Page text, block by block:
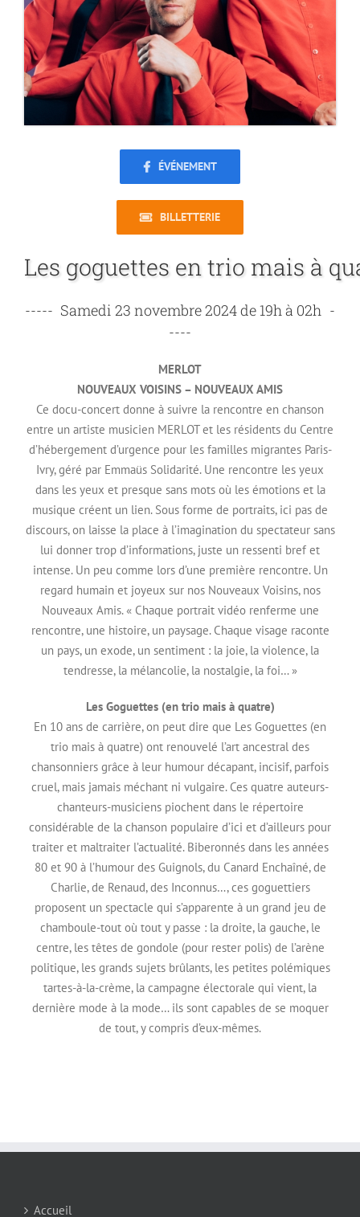
ÉVÉNEMENT
BILLETTERIE
-----
-
----
MERLOT
NOUVEAUX VOISINS – NOUVEAUX AMIS
Ce docu-concert donne à suivre la rencontre en chanson
entre un artiste musicien MERLOT et les résidents du Centre
d’hébergement d’urgence pour les familles migrantes Paris-
Ivry, géré par Emmaüs Solidarité. Une rencontre les yeux
dans les yeux et presque sans mots où les émotions et la
musique créent un lien. Sous forme de portraits, ici pas de
discours, on laisse la place à l’imagination du spectateur sans
lui donner trop d’informations, juste un ressenti bref et
intense. Un peu comme lors d’une première rencontre. Un
regard humain et joyeux sur nos Nouveaux Voisins, nos
Nouveaux Amis. « Chaque portrait vidéo renferme une
rencontre, une histoire, un paysage. Chaque visage raconte
un pays, un exode, un sentiment : la joie, la violence, la
tendresse, la mélancolie, la nostalgie, la foi… »
Les Goguettes (en trio mais à quatre)
En 10 ans de carrière, on peut dire que Les Goguettes (en
trio mais à quatre) ont renouvelé l’art ancestral des
chansonniers grâce à leur humour décapant, incisif, parfois
cruel, mais jamais méchant ni vulgaire. Ces quatre auteurs-
chanteurs-musiciens piochent dans le répertoire
considérable de la chanson populaire d’ici et d’ailleurs pour
traiter et maltraiter l’actualité. Biberonnés dans les années
80 et 90 à l’humour des Guignols, du Canard Enchaîné, de
Charlie, de Renaud, des Inconnus…, ces goguettiers
proposent un spectacle qui s’apparente à un grand jeu de
chamboule-tout où tout y passe : la droite, la gauche, le
centre, les têtes de gondole (pour rester polis) de l’arène
politique, les grands sujets brûlants, les petites polémiques
tartes-à-la-crème, la campagne électorale qui vient, la
dernière mode à la mode… ils sont capables de se moquer
de tout, y compris d’eux-mêmes.
Accueil